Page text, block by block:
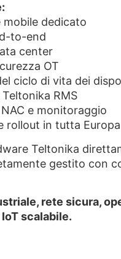
mobile dedicato
to-end
center
OT
ciclo di vita dei
RMS
e monitoraggio
rollout in tutta Europa
Teltonika
gestito con
rete sicura,
scalabile.